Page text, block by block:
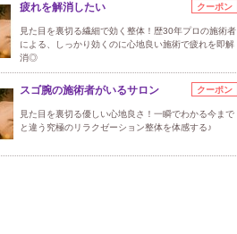
疲れを解消したい クーポン
見た目を裏切る繊細で効く整体！歴30年プロの施術者
による、しっかり効くのに心地良い施術で疲れを即解
消◎
スゴ腕の施術者がいるサロン クーポン
見た目を裏切る優しい心地良さ！一瞬でわかる今まで
と違う究極のリラクゼーション整体を体感する♪